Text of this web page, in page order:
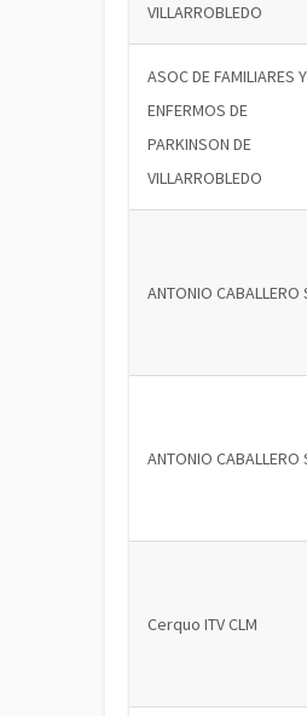
VILLARROBLEDO
ASOC DE FAMILIARES Y
ENFERMOS DE
PARKINSON DE
VILLARROBLEDO
ANTONIO CABALLERO
ANTONIO CABALLERO
Cerquo ITV CLM